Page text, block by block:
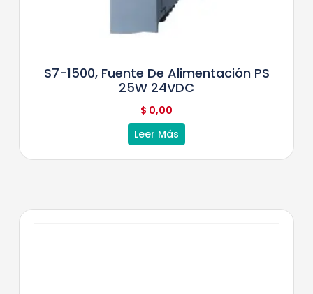
S7-1500, Fuente De Alimentación PS
25W 24VDC
$ 0,00
Leer Más